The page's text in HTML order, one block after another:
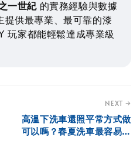
一世紀 的實務經驗與數據
提供最專業、最可靠的漆
玩家都能輕鬆達成專業級
NEXT →
高溫下洗車還照平常方式做
可以嗎？春夏洗車最容易忽